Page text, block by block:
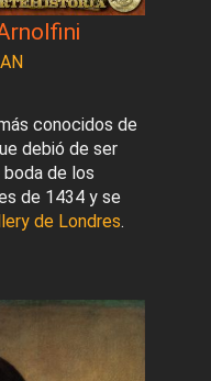
conocidos de
debió de ser
de los
de 1434 y se
de Londres.